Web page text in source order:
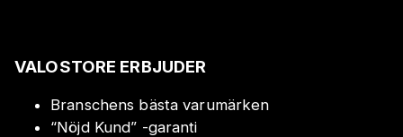
VALOSTORE ERBJUDER
Branschens bästa varumärken
“Nöjd Kund” -garanti